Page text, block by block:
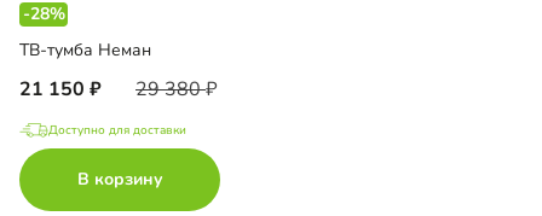
-28%
ТВ-тумба Неман
21 150 29 380
Доступно для доставки
В корзину